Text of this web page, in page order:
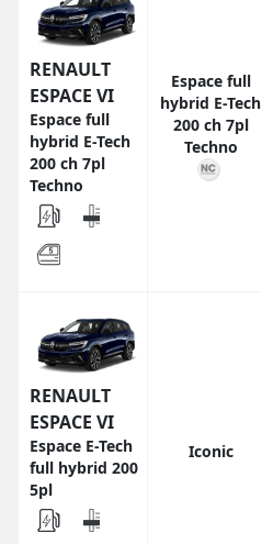
RENAULT
ESPACE VI
Espace full
hybrid E-Tech
200 ch 7pl
Techno
Espace full
hybrid E-Tech
200 ch 7pl
Techno
RENAULT
ESPACE VI
Espace E-Tech
full hybrid 200
5pl
Iconic